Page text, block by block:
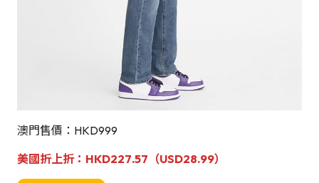
澳門售價：HKD999
美國折上折： HKD227.57（USD28.99）